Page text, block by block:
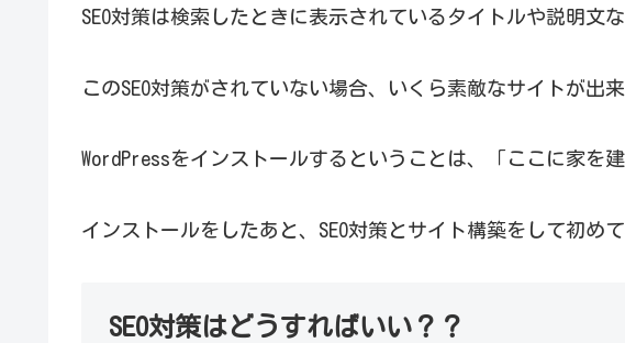
SEO対策は検索したときに表示されているタイトルや説明文
このSEO対策がされていない場合、いくら素敵なサイトが出
WordPressをインストールするということは、「ここに家を
インストールをしたあと、SEO対策とサイト構築をして初め
SEO対策はどうすればいい？？